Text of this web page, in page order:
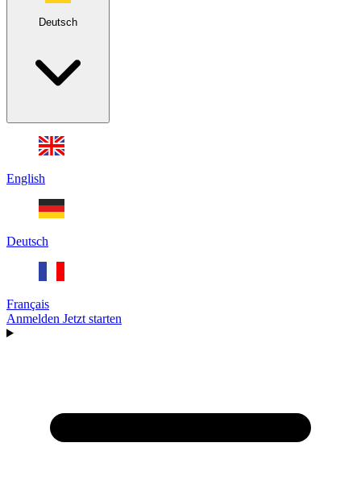
Deutsch
English
Deutsch
Français
Anmelden Jetzt starten